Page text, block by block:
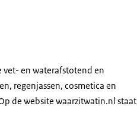
vet- en waterafstotend en
regenjassen, cosmetica en
de website waarzitwatin.nl staat